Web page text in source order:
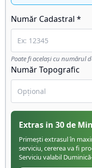
Număr Cadastral *
Poate fi același cu numărul
Număr Topografic
Extras in 30 de
Primești extrasul în
serviciu, cererea va fi
Serviciu valabil